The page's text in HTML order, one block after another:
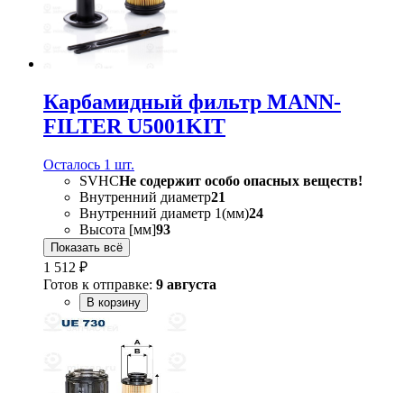
Карбамидный фильтр MANN-
FILTER U5001KIT
Осталось 1 шт.
SVHCНе содержит особо опасных веществ!
Внутренний диаметр21
Внутренний диаметр 1(мм)24
Высота [мм]93
Показать всё
1 512 ₽
Готов к отправке: 9 августа
В корзину